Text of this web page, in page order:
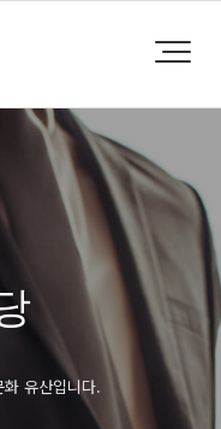
유산입니다.